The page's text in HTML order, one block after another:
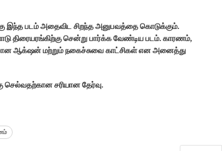
இந்த படம் அதைவிட சிறந்த அனுபவத்தை கொடுக்கும்.
திரையரங்கிற்கு சென்று பார்க்க வேண்டிய படம். காரணம்,
ஆக்‌ஷன் மற்றும் நகைச்சுவை காட்சிகள் என அனைத்து
செல்வதற்கான சரியான தேர்வு.